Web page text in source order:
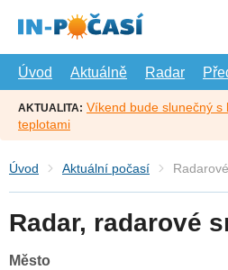
hlavní
Úvod
Aktuálně Radar
AKTUALITA: Víkend bude slunečný
teplotami
Úvod Aktuální počasí
Radar, radarové
Město